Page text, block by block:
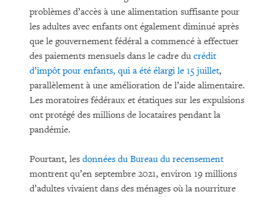
problèmes d’accès à une alimentation suffisante pour
les adultes avec enfants ont également diminué après
que le gouvernement fédéral a commencé à effectuer
des paiements mensuels dans le cadre du crédit
d’impôt pour enfants, qui a été élargi le 15 juillet,
parallèlement à une amélioration de l’aide alimentaire.
Les moratoires fédéraux et étatiques sur les expulsions
ont protégé des millions de locataires pendant la
pandémie.
Pourtant, les données du Bureau du recensement
montrent qu’en septembre 2021, environ 19 millions
d’adultes vivaient dans des ménages où la nourriture